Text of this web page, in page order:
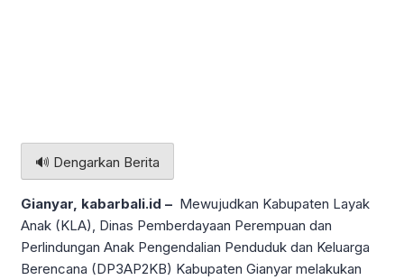
🔊 Dengarkan Berita
Gianyar, kabarbali.id – Mewujudkan Kabupaten Layak
Anak (KLA), Dinas Pemberdayaan Perempuan dan
Perlindungan Anak Pengendalian Penduduk dan Keluarga
Berencana (DP3AP2KB) Kabupaten Gianyar melakukan